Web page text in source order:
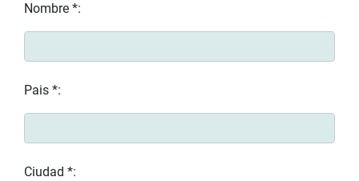
Nombre *:
Pais *:
Ciudad *: